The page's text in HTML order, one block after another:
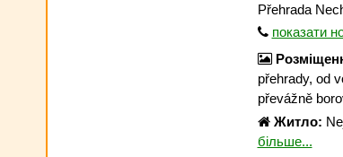
Přehrada
показати
přehrady, od
převážně
Житло:
більше...